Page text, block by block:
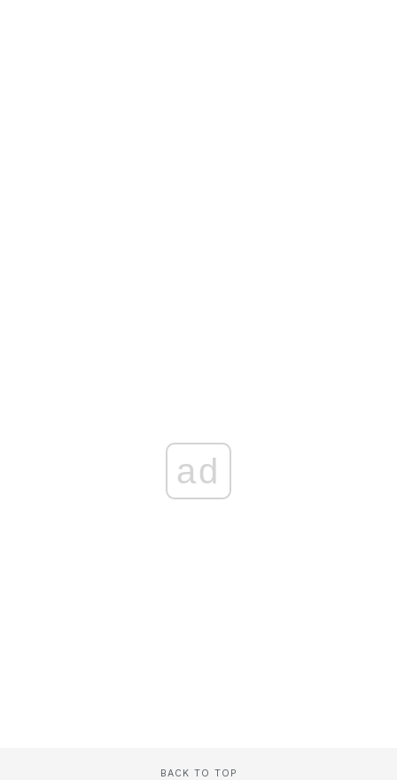
ad
BACK TO TOP